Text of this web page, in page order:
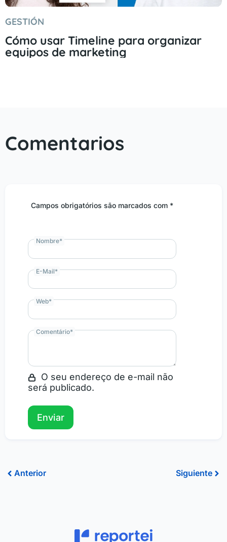
GESTIÓN
Cómo usar Timeline para organizar
equipos de marketing
Comentarios
Campos obrigatórios são marcados com *
Comentário*
O seu endereço de e-mail não
será publicado.
Nombre*
E-Mail*
Web*
AntAnterior Siguiente